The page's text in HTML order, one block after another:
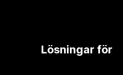
Lösningar för